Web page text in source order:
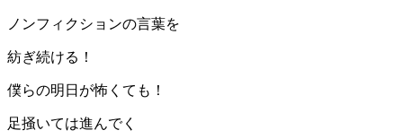
ノンフィクションの言葉を
紡ぎ続ける！
僕らの明日が怖くても！
足掻いては進んでく